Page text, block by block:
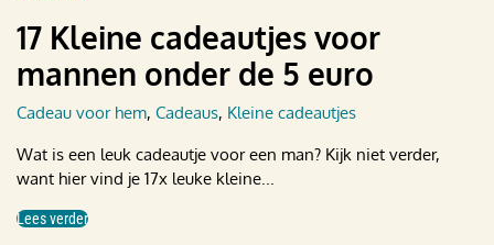
17 Kleine cadeautjes voor
mannen onder de 5 euro
Cadeau voor hem, Cadeaus, Kleine cadeautjes
Wat is een leuk cadeautje voor een man? Kijk niet verder,
want hier vind je 17x leuke kleine...
Lees verder